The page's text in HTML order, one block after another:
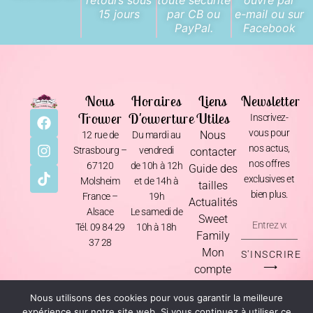
15 jours
par CB ou
PayPal.
e-mail ou sur
Facebook
Nous
Trouver
12 rue de
Strasbourg –
67120
Molsheim
France –
Alsace
Tél. 09 84 29
37 28
Horaires
D'ouverture
Du mardi au
vendredi
de 10h à 12h
et de 14h à
19h
Le samedi de
10h à 18h
Liens
Utiles
Nous
contacter
Guide des
tailles
Actualités
Sweet
Family
Mon
compte
Newsletter
Inscrivez-
vous pour
nos actus,
nos offres
exclusives et
bien plus.
S'INSCRIRE
⟶
Mentions Légales•CGV •Livraison & Retours• Politique de Confidentialité
Nous utilisons des cookies pour vous garantir la meilleure